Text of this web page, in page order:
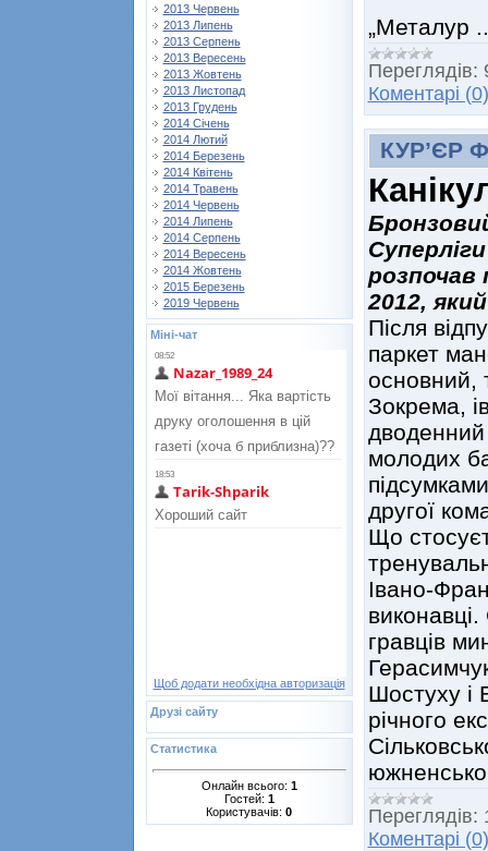
2013 Червень
2013 Липень
2013 Серпень
2013 Вересень
2013 Жовтень
2013 Листопад
2013 Грудень
2014 Січень
2014 Лютий
2014 Березень
2014 Квітень
2014 Травень
2014 Червень
2014 Липень
2014 Серпень
2014 Вересень
2014 Жовтень
2015 Березень
2019 Червень
Міні-чат
Щоб додати необхідна авторизація
Друзі сайту
Статистика
Онлайн всього: 1
Гостей: 1
Користувачів: 0
„Металур
Переглядів:
Коментарі (0)
КУР’ЄР
розпочав
2012,
Після
паркет
основний,
Зокрема,
дводенний
молодих
другої
Що
Івано-
гравців
Шостуху і
річного
Переглядів:
Коментарі (0)